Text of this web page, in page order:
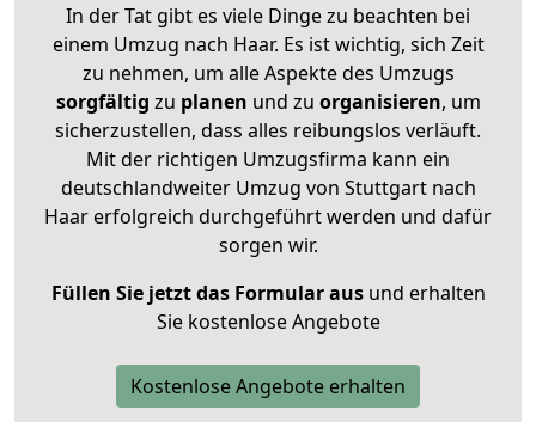
In der Tat gibt es viele Dinge zu beachten bei
einem Umzug nach Haar. Es ist wichtig, sich Zeit
zu nehmen, um alle Aspekte des Umzugs
sorgfältig zu planen und zu organisieren, um
sicherzustellen, dass alles reibungslos verläuft.
Mit der richtigen Umzugsfirma kann ein
deutschlandweiter Umzug von Stuttgart nach
Haar erfolgreich durchgeführt werden und dafür
sorgen wir.
Füllen Sie jetzt das Formular ausund erhalten
Sie kostenlose Angebote
Kostenlose Angebote erhalten